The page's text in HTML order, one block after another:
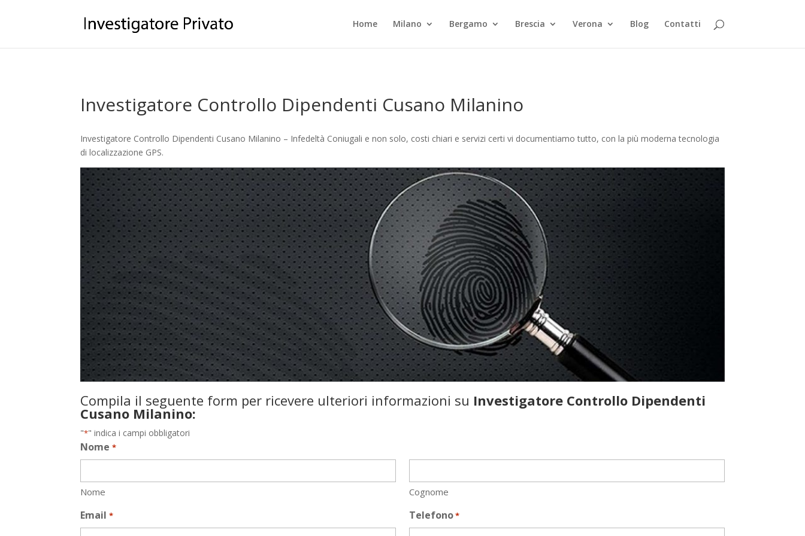
Home Milano Bergamo Brescia Verona Blog Contatti
Investigatore Controllo Dipendenti Cusano Milanino
Investigatore Controllo Dipendenti Cusano Milanino – Infedeltà Coniugali e non solo, costi chiari e servizi certi vi documentiamo tutto, con la più moderna tecnologia
di localizzazione GPS.
Compila il seguente form per ricevere ulteriori informazioni su Investigatore Controllo Dipendenti
Cusano Milanino:
"*" indica i campi obbligatori
Nome *
Nome Cognome
Email * Telefono*